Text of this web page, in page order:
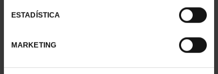
ESTADÍSTICA
MARKETING
CAPITALES ESPAÑOLAS
CAPITALES ESPAÑOLAS